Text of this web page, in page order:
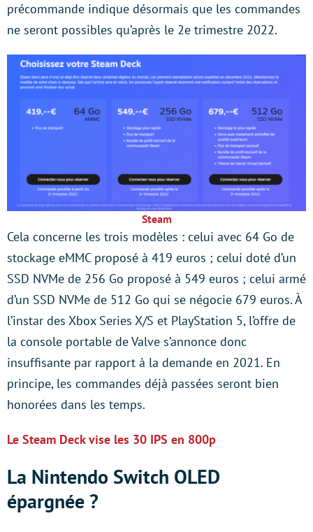
précommande indique désormais que les commandes
ne seront possibles qu’après le 2e trimestre 2022.
Steam
Cela concerne les trois modèles : celui avec 64 Go de
stockage eMMC proposé à 419 euros ; celui doté d’un
SSD NVMe de 256 Go proposé à 549 euros ; celui armé
d’un SSD NVMe de 512 Go qui se négocie 679 euros. À
l’instar des Xbox Series X/S et PlayStation 5, l’offre de
la console portable de Valve s’annonce donc
insuffisante par rapport à la demande en 2021. En
principe, les commandes déjà passées seront bien
honorées dans les temps.
Le Steam Deck vise les 30 IPS en 800p
La Nintendo Switch OLED
épargnée ?